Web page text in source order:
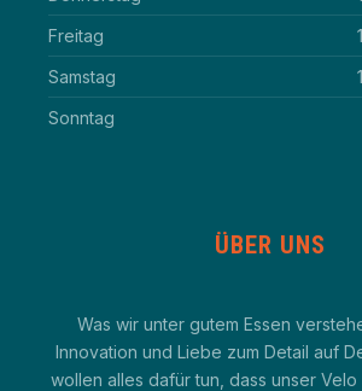
Freitag
Samstag
Sonntag
ÜBER UNS
Was wir unter gutem Essen
Innovation und Liebe zum Detail auf
wollen alles dafür tun, dass unser Velo